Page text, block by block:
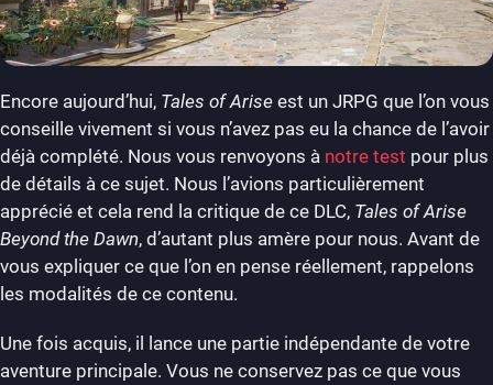
Encore aujourd’hui, Tales of Arise est un JRPG que l’on vous
conseille vivement si vous n’avez pas eu la chance de l’avoir
déjà complété. Nous vous renvoyons à notre test pour plus
de détails à ce sujet. Nous l’avions particulièrement
apprécié et cela rend la critique de ce DLC, Tales of Arise
Beyond the Dawn, d’autant plus amère pour nous. Avant de
vous expliquer ce que l’on en pense réellement, rappelons
les modalités de ce contenu.
Une fois acquis, il lance une partie indépendante de votre
aventure principale. Vous ne conservez pas ce que vous